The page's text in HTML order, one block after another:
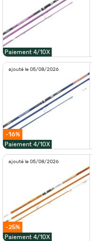
Paiement 4/10X
ajouté le 05/08/2026
-16%
Paiement 4/10X
ajouté le 05/08/2026
-25%
Paiement 4/10X